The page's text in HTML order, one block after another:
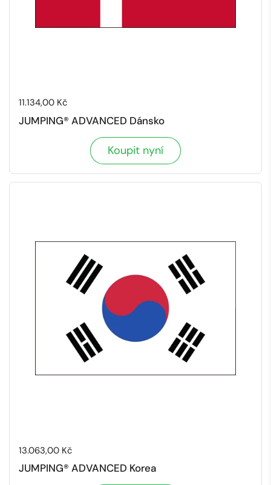
Cena:
11.134,00 Kč
JUMPING® ADVANCED Dánsko
Koupit nyní
Cena:
13.063,00 Kč
JUMPING® ADVANCED Korea